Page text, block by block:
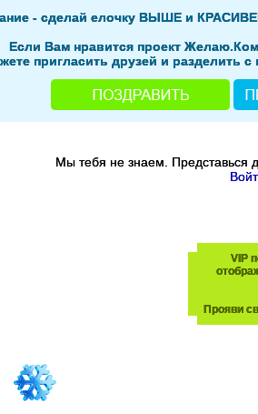
- сделай елочку ВЫШЕ и
Если Вам нравится проект
пригласить друзей и разделить с
VIP
Прояви
Мы тебя не знаем.